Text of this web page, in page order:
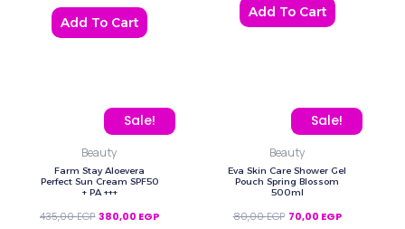
Add To Cart
Add To Cart
Sale!
Beauty
Farm Stay Aloevera
Perfect Sun Cream SPF50
+ PA +++
435,00EGP
Original price was: 435,00 EGP.
380,00 EGP
Current price is: 380,00 EGP. Sale!
Beauty
Eva Skin Care Shower Gel
Pouch Spring Blossom
500ml
80,00EGP
Original price was:
70,00 EGP
Current price